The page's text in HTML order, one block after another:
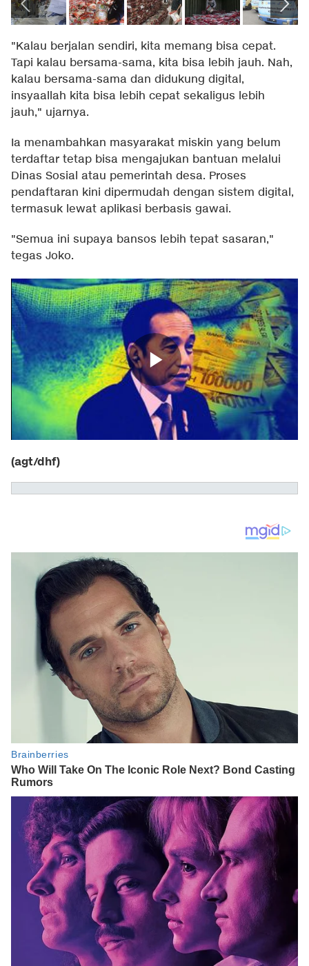
"Kalau berjalan sendiri, kita memang bisa cepat.
Tapi kalau bersama-sama, kita bisa lebih jauh. Nah,
kalau bersama-sama dan didukung digital,
insyaallah kita bisa lebih cepat sekaligus lebih
jauh," ujarnya.
Ia menambahkan masyarakat miskin yang belum
terdaftar tetap bisa mengajukan bantuan melalui
Dinas Sosial atau pemerintah desa. Proses
pendaftaran kini dipermudah dengan sistem digital,
termasuk lewat aplikasi berbasis gawai.
"Semua ini supaya bansos lebih tepat sasaran,"
tegas Joko.
(agt/dhf)